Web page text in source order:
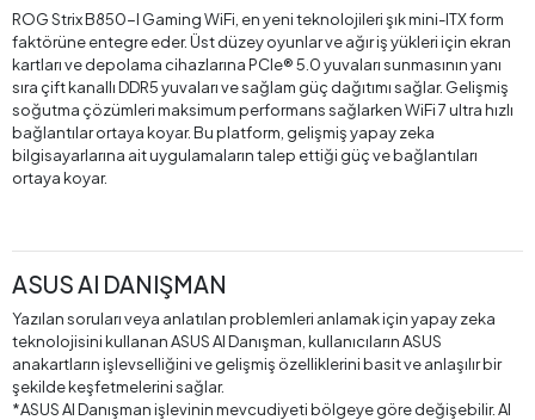
ROG Strix B850-I Gaming WiFi, en yeni teknolojileri şık mini-ITX form
faktörüne entegre eder. Üst düzey oyunlar ve ağır iş yükleri için ekran
kartları ve depolama cihazlarına PCIe® 5.0 yuvaları sunmasının yanı
sıra çift kanallı DDR5 yuvaları ve sağlam güç dağıtımı sağlar. Gelişmiş
soğutma çözümleri maksimum performans sağlarken WiFi 7 ultra hızlı
bağlantılar ortaya koyar. Bu platform, gelişmiş yapay zeka
bilgisayarlarına ait uygulamaların talep ettiği güç ve bağlantıları
ortaya koyar.
ASUS AI DANIŞMAN
Yazılan soruları veya anlatılan problemleri anlamak için yapay zeka
teknolojisini kullanan ASUS AI Danışman, kullanıcıların ASUS
anakartların işlevselliğini ve gelişmiş özelliklerini basit ve anlaşılır bir
şekilde keşfetmelerini sağlar.
*ASUS AI Danışman işlevinin mevcudiyeti bölgeye göre değişebilir. AI